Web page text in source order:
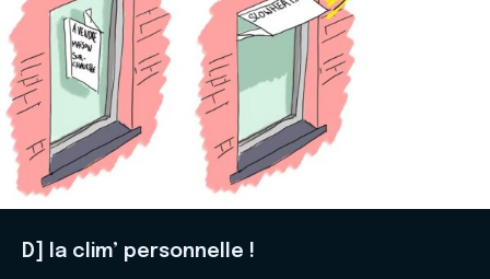
D] la clim’ personnelle !